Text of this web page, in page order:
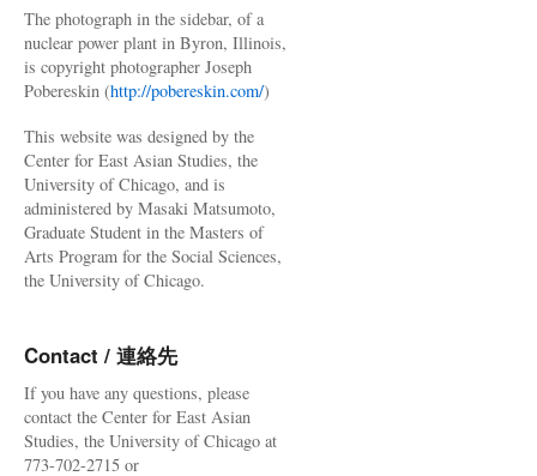
The photograph in the sidebar, of a
nuclear power plant in Byron, Illinois,
is copyright photographer Joseph
Pobereskin (http://pobereskin.com/)
This website was designed by the
Center for East Asian Studies, the
University of Chicago, and is
administered by Masaki Matsumoto,
Graduate Student in the Masters of
Arts Program for the Social Sciences,
the University of Chicago.
Contact / 連絡先
If you have any questions, please
contact the Center for East Asian
Studies, the University of Chicago at
773-702-2715 or